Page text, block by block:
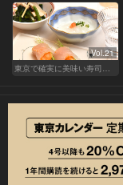
Vol.21
東京で確実に美味い寿司はここだ！